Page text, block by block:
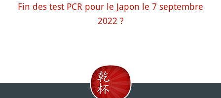
Fin des test PCR pour le Japon le 7 septembre
2022 ?